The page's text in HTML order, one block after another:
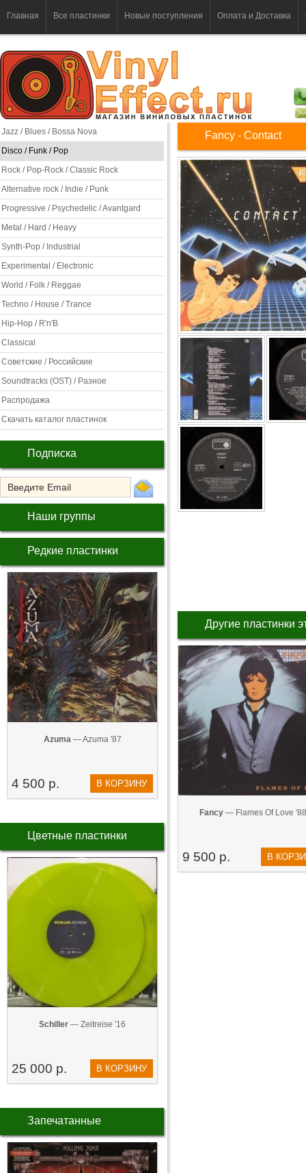
Главная Все пластинки Новые поступления Оплата и Доставка
Jazz / Blues / Bossa Nova
Disco / Funk / Pop
Rock / Pop-Rock / Classic Rock
Alternative rock / Indie / Punk
Progressive / Psychedelic / Avantgard
Metal / Hard / Heavy
Synth-Pop / Industrial
Experimental / Electronic
World / Folk / Reggae
Techno / House / Trance
Hip-Hop / R'n'B
Classical
Советские / Российские
Soundtracks (OST) / Разное
Распродажа
Скачать каталог пластинок
Подписка
Наши группы
Редкие пластинки
Azuma— Azuma '87
4 500 р. В КОРЗИНУ
Цветные пластинки
Schiller — Zeitreise '16
25 000 р. В КОРЗИНУ
Запечатанные
Fancy - Contact
Другие пластинки
Fancy — Flames Of Love '88
9 500 р. В